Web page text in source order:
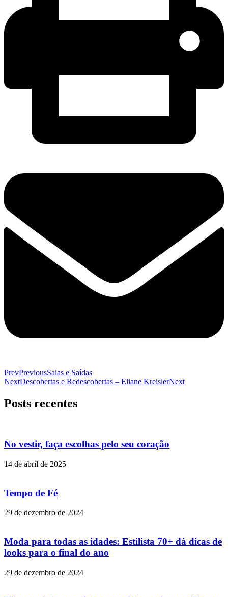
PrevPreviousSaias e Saídas
NextDescobertas e Redescobertas – Eliane KreislerNext
Posts recentes
No vestir, faça escolhas pelo seu coração
14 de abril de 2025
Tempo de Fé
29 de dezembro de 2024
Moda para todas as idades: Estilista 70+ dá dicas de
looks para o final do ano
29 de dezembro de 2024